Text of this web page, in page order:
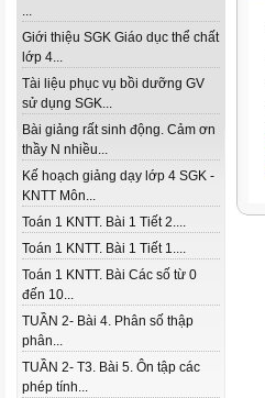
...
Giới thiệu SGK Giáo dục thể chất
lớp 4...
Tài liệu phục vụ bồi dưỡng GV
sử dụng SGK...
Bài giảng rất sinh động. Cảm ơn
thầy N nhiều...
Kế hoạch giảng dạy lớp 4 SGK -
KNTT Môn...
Toán 1 KNTT. Bài 1 Tiết 2....
Toán 1 KNTT. Bài 1 Tiết 1....
Toán 1 KNTT. Bài Các số từ 0
đến 10...
TUẦN 2- Bài 4. Phân số thập
phân...
TUẦN 2- T3. Bài 5. Ôn tập các
phép tính...